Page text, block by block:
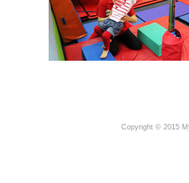
Copyright © 2015